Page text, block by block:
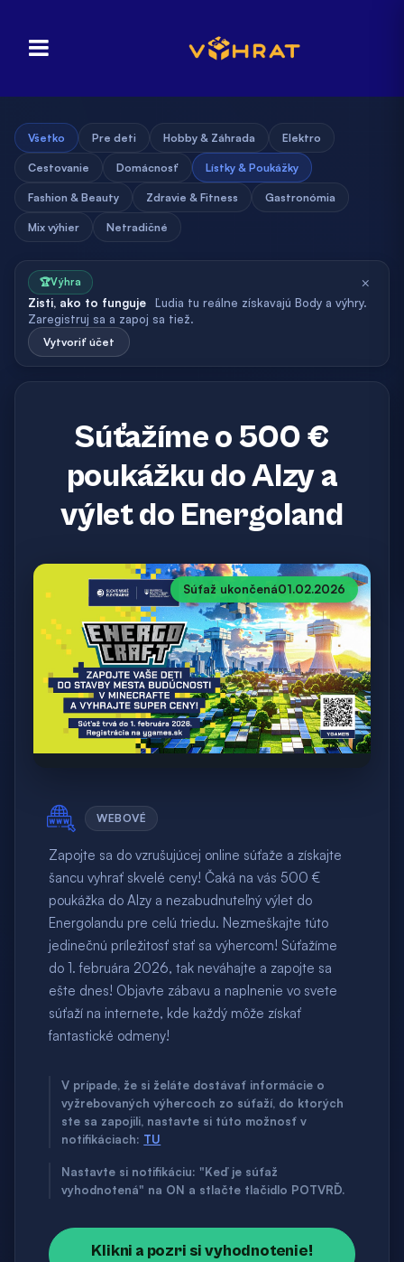
Všetko Pre deti Hobby & Záhrada Elektro
Cestovanie Domácnosť Lístky & Poukážky
Fashion & Beauty Zdravie & Fitness Gastronómia
Mix výhier Netradičné
🏆Výhra
Zisti, ako to funguje
Ľudia tu reálne získavajú Body a výhry.
Zaregistruj sa a zapoj sa tiež.
Vytvoriť účet
×
Súťažíme o 500 €
poukážku do Alzy a
výlet do Energoland
Súťaž ukončená01.02.2026
WEBOVÉ
Zapojte sa do vzrušujúcej online súťaže a získajte
šancu vyhrať skvelé ceny! Čaká na vás 500 €
poukážka do Alzy a nezabudnuteľný výlet do
Energolandu pre celú triedu. Nezmeškajte túto
jedinečnú príležitosť stať sa výhercom! Súťažíme
do 1. februára 2026, tak neváhajte a zapojte sa
ešte dnes! Objavte zábavu a naplnenie vo svete
súťaží na internete, kde každý môže získať
fantastické odmeny!
V prípade, že si želáte dostávať informácie o
vyžrebovaných výhercoch zo súťaží, do ktorých
ste sa zapojili, nastavte si túto možnosť v
notifikáciach: TU
Nastavte si notifikáciu: "Keď je súťaž
vyhodnotená" na ON a stlačte tlačidlo POTVRĎ.
Klikni a pozri si vyhodnotenie!